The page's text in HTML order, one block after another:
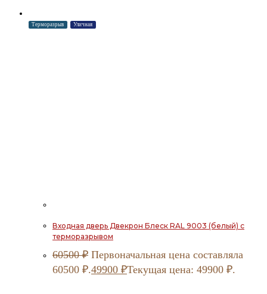
Терморазрыв Уличная
Входная дверь Двекрон Блеск RAL 9003 (белый) с
терморазрывом
60500₽ Первоначальная цена составляла
60500 ₽.49900 ₽Текущая цена: 49900 ₽.